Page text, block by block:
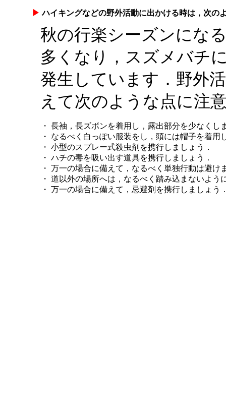
▶ハイキングなどの野外活動に出かける時は，次の
秋の行楽シーズンにな
多くなり，スズメバチ
発生しています．野外
えて次のような点に注
・ 長袖，長ズボンを着用し，露出部分を少なくし
・ なるべく白っぽい服装をし，頭には帽子を着用
・ 小型のスプレー式殺虫剤を携行しましょう．
・ ハチの毒を吸い出す道具を携行しましょう．
・ 万一の場合に備えて，なるべく単独行動は避け
・ 道以外の場所へは，なるべく踏み込まないよう
・ 万一の場合に備えて，忌避剤を携行しましょう